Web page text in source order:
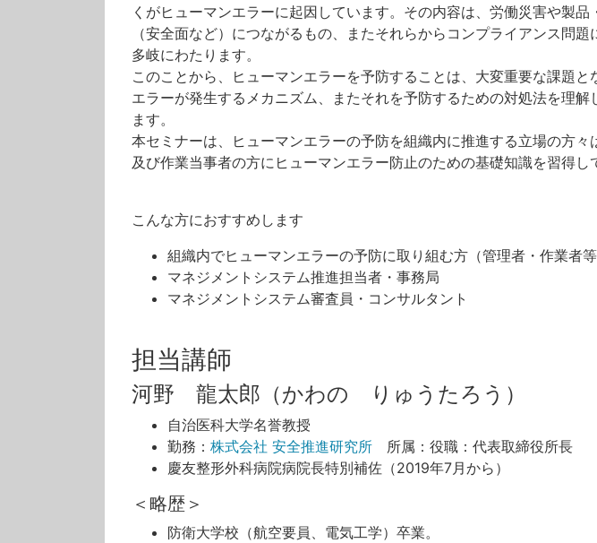
くがヒューマンエラーに起因しています。その内容は、労働災害や製品
（安全面など）につながるもの、またそれらからコンプライアンス問
多岐にわたります。
このことから、ヒューマンエラーを予防することは、大変重要な課題と
エラーが発生するメカニズム、またそれを予防するための対処法を理解
ます。
本セミナーは、ヒューマンエラーの予防を組織内に推進する立場の方々
及び作業当事者の方にヒューマンエラー防止のための基礎知識を習得し
こんな方におすすめします
組織内でヒューマンエラーの予防に取り組む方（管理者・作業者等
マネジメントシステム推進担当者・事務局
マネジメントシステム審査員・コンサルタント
担当講師
河野 龍太郎（かわの りゅうたろう）
自治医科大学名誉教授
勤務： 株式会社 安全推進研究所 所属：役職：代表取締役所長
慶友整形外科病院病院長特別補佐（2019年7月から）
＜略歴＞
防衛大学校（航空要員、電気工学）卒業。